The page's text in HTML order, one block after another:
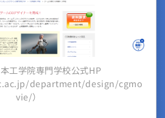
工学院専門学校公式HP
department/design/cgmo
vie/）